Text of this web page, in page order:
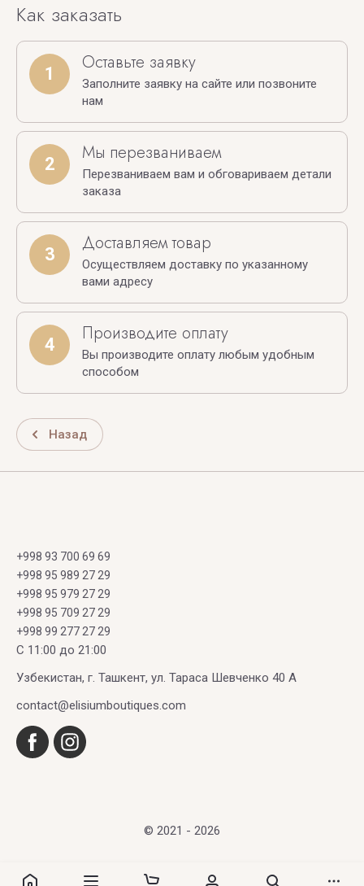
Как заказать
1 Оставьте заявку
Заполните заявку на сайте или позвоните
нам
2 Мы перезваниваем
Перезваниваем вам и обговариваем детали
заказа
3 Доставляем товар
Осуществляем доставку по указанному
вами адресу
4 Производите оплату
Вы производите оплату любым удобным
способом
Назад
+998 93 700 69 69
+998 95 989 27 29
+998 95 979 27 29
+998 95 709 27 29
+998 99 277 27 29
C 11:00 до 21:00
Узбекистан, г. Ташкент, ул. Тараса Шевченко 40 А
contact@elisiumboutiques.com
© 2021 - 2026